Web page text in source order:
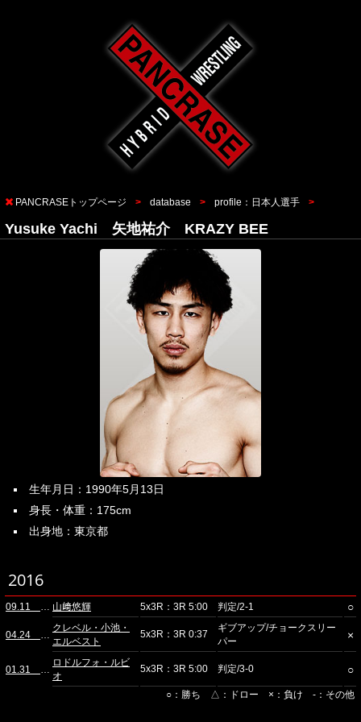
PANCRASEトップページ database profile：日本人選手
Yusuke Yachi 矢地祐介 KRAZY BEE
生年月日：1990年5月13日
身長・体重：175cm
出身地：東京都
2016
09.11 ディファ有明 山﨑悠輝 5x3R：3R 5:00 判定/2-1 ○
04.24 ディファ有明
クレベル・小池・
エルベスト
5x3R：3R 0:37
ギブアップ/チョークスリー
パー
×
01.31 ディファ有明
ロドルフォ・ルビ
オ
5x3R：3R 5:00 判定/3-0 ○
○：勝ち △：ドロー ×：負け -：その他